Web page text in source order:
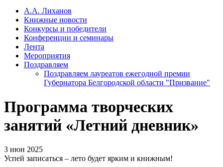
А.А. Лиханов
Книжные новости
Конкурсы и победители
Конференции и семинары
Лента
Мероприятия
Поздравляем
Поздравляем лауреатов ежегодной премии
Губернатора Белгородской области "Призвание"
Программа творческих
занятий «Летний дневник»
3 июн 2025
Успей записаться – лето будет ярким и книжным!